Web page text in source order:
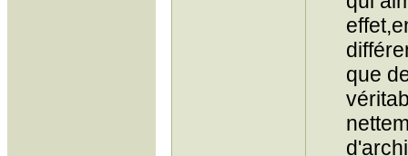
que